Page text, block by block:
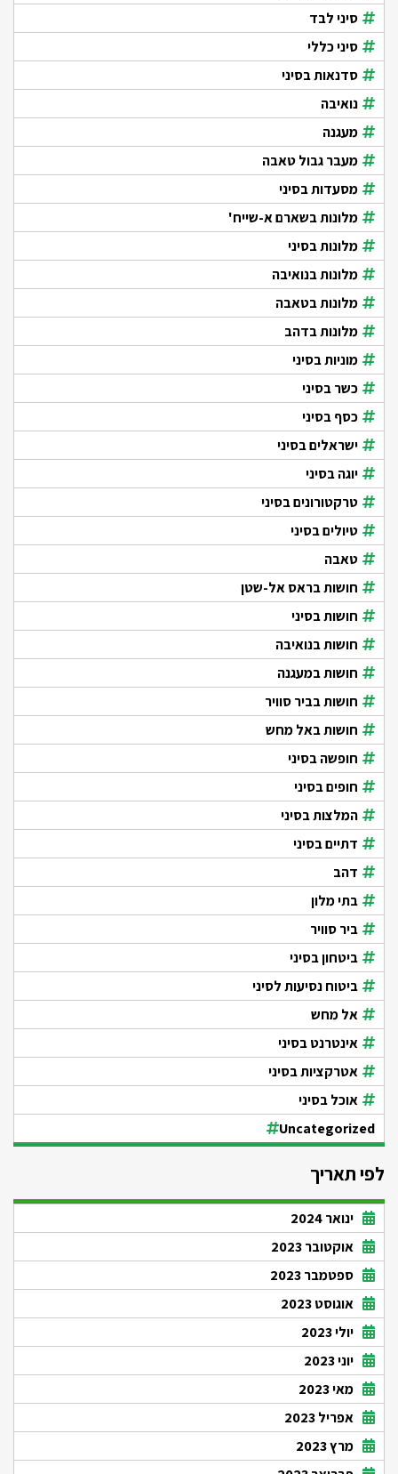
סיני לבד
סיני כללי
סדנאות בסיני
נואיבה
מעגנה
מעבר גבול טאבה
מסעדות בסיני
מלונות בשארם א-שייח'
מלונות בסיני
מלונות בנואיבה
מלונות בטאבה
מלונות בדהב
מוניות בסיני
כשר בסיני
כסף בסיני
ישראלים בסיני
יוגה בסיני
טרקטורונים בסיני
טיולים בסיני
טאבה
חושות בראס אל-שטן
חושות בסיני
חושות בנואיבה
חושות במעגנה
חושות בביר סוויר
חושות באל מחש
חופשה בסיני
חופים בסיני
המלצות בסיני
דתיים בסיני
דהב
בתי מלון
ביר סוויר
ביטחון בסיני
ביטוח נסיעות לסיני
אל מחש
אינטרנט בסיני
אטרקציות בסיני
אוכל בסיני
Uncategorized
לפי תאריך
ינואר 2024
אוקטובר 2023
ספטמבר 2023
אוגוסט 2023
יולי 2023
יוני 2023
מאי 2023
אפריל 2023
מרץ 2023